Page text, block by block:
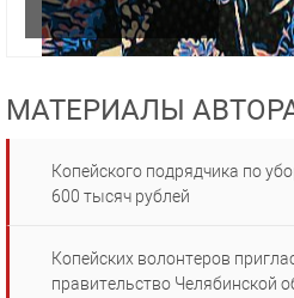
МАТЕРИАЛЫ
Копейского подрядчика по
600 тысяч рублей
Копейских волонтеров
правительство Челябинской